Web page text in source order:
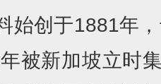
始创于1881年
被新加坡立时